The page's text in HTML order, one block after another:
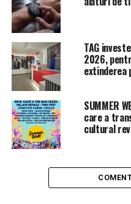
Iluzia cunoasterii si
TAG
2026,
SUMMER
care a
cultural